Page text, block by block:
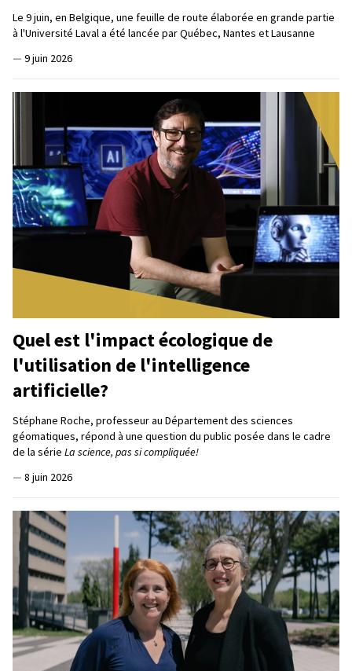
Le 9 juin, en Belgique, une feuille de route élaborée en grande partie
à l'Université Laval a été lancée par Québec, Nantes et Lausanne
— 9 juin 2026
Quel est l'impact écologique de
l'utilisation de l'intelligence
artificielle?
Stéphane Roche, professeur au Département des sciences
géomatiques, répond à une question du public posée dans le cadre
de la série La science, pas si compliquée!
— 8 juin 2026